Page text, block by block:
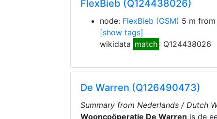
FlexBieb (Q124438026)
node: FlexBieb (OSM) 5 m
[show tags]
wikidata match : Q124438026
De Warren (Q126490473)
Summary from Nederlands / Dutch
Wooncoöperatie De Warren is de